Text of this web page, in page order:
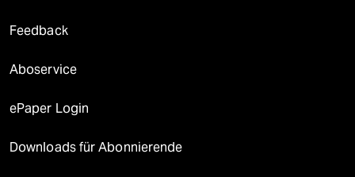
Feedback
Aboservice
ePaper Login
Downloads für Abonnierende